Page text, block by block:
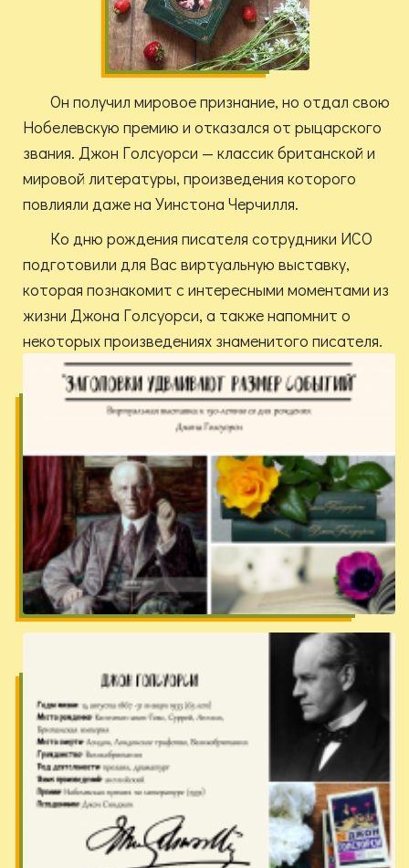
Он получил мировое признание, но отдал свою
Нобелевскую премию и отказался от рыцарского
звания. Джон Голсуорси — классик британской и
мировой литературы, произведения которого
повлияли даже на Уинстона Черчилля.
Ко дню рождения писателя сотрудники ИСО
подготовили для Вас виртуальную выставку,
которая познакомит с интересными моментами из
жизни Джона Голсуорси, а также напомнит о
некоторых произведениях знаменитого писателя.